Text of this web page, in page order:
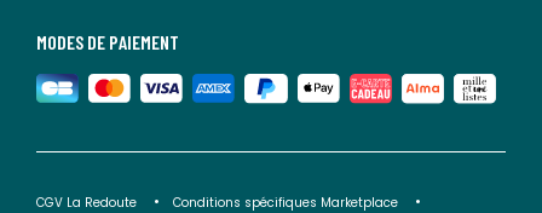
MODES DE PAIEMENT
CGV La Redoute
Conditions spécifiques Marketplace